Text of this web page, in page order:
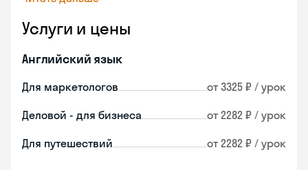
Услуги и цены
Английский язык
Для маркетологов от 3325 ₽ / урок
Деловой - для бизнеса от 2282 ₽ / урок
Для путешествий от 2282 ₽ / урок